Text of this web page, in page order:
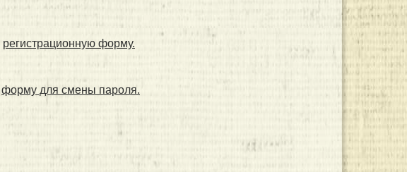
регистрационную форму.
форму для смены пароля.